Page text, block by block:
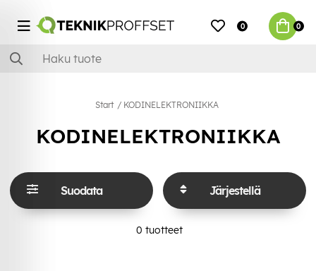
0 0
Start KODINELEKTRONIIKKA
KODINELEKTRONIIKKA
Suodata Järjestellä
0 tuotteet